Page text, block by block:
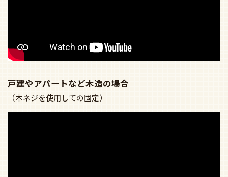
戸建やアパートなど木造の場合
（木ネジを使用しての固定）